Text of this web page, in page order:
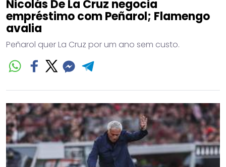
Nicolás De La Cruz negocia
empréstimo com Peñarol; Flamengo
avalia
Peñarol quer La Cruz por um ano sem custo.